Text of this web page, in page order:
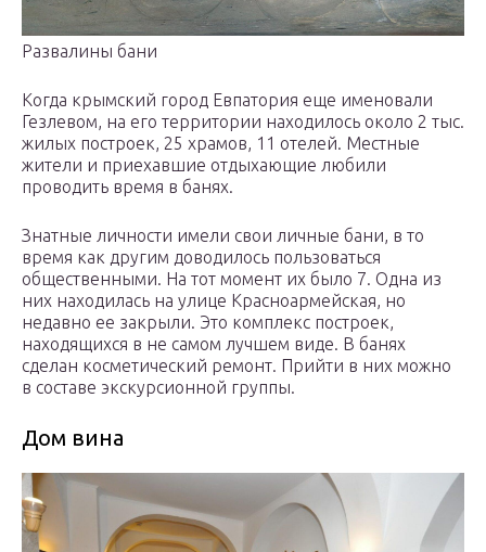
Развалины бани
Когда крымский город Евпатория еще именовали
Гезлевом, на его территории находилось около 2 тыс.
жилых построек, 25 храмов, 11 отелей. Местные
жители и приехавшие отдыхающие любили
проводить время в банях.
Знатные личности имели свои личные бани, в то
время как другим доводилось пользоваться
общественными. На тот момент их было 7. Одна из
них находилась на улице Красноармейская, но
недавно ее закрыли. Это комплекс построек,
находящихся в не самом лучшем виде. В банях
сделан косметический ремонт. Прийти в них можно
в составе экскурсионной группы.
Дом вина